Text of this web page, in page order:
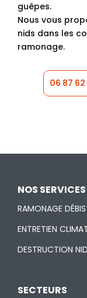
guêpes.
Nous vous
nids dans les
ramonage.
06 87
NOS SERVICES
RAMONAGE
ENTRETIEN
DESTRUCTION
SECTEURS